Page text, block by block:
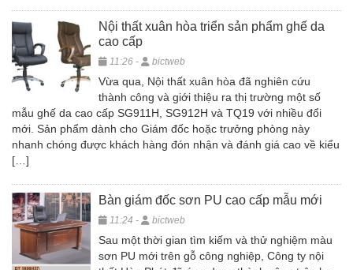
Nội thất xuân hòa triển sản phẩm ghế da
cao cấp
11:26 - bictweb
Vừa qua, Nội thất xuân hòa đã nghiên cứu
thành công và giới thiệu ra thị trường một số
mẫu ghế da cao cấp SG911H, SG912H và TQ19 với nhiều đổi
mới. Sản phẩm dành cho Giám đốc hoặc trưởng phòng này
nhanh chóng được khách hàng đón nhận và đánh giá cao về kiểu
[…]
Bàn giám đốc sơn PU cao cấp mẫu mới
11:24 - bictweb
Sau một thời gian tìm kiếm và thử nghiệm màu
sơn PU mới trên gỗ công nghiệp, Công ty nội